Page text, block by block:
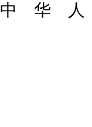
中 华